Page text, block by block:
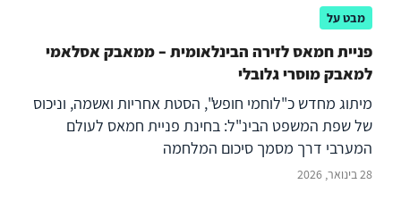
מבט על
פניית חמאס לזירה הבינלאומית – ממאבק אסלאמי
למאבק מוסרי גלובלי
מיתוג מחדש כ"לוחמי חופש", הסטת אחריות ואשמה, וניכוס
של שפת המשפט הבינ"ל: בחינת פניית חמאס לעולם
המערבי דרך מסמך סיכום המלחמה
28 בינואר, 2026